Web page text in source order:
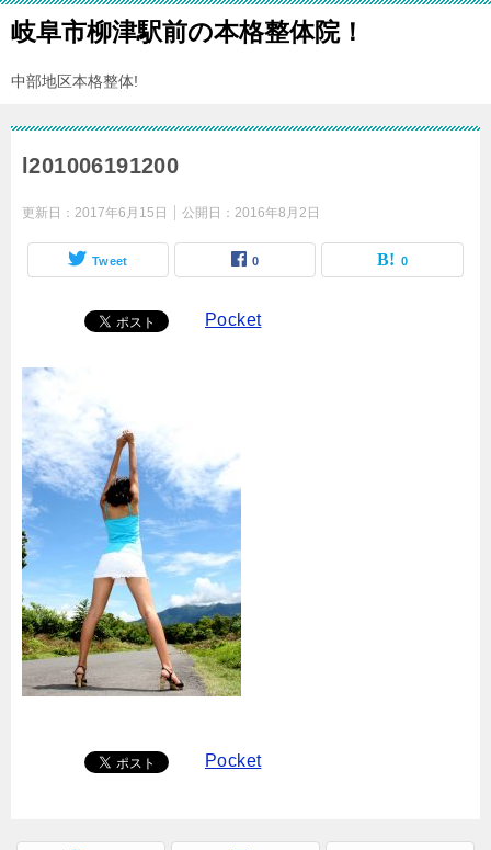
岐阜市柳津駅前の本格整体院！
中部地区本格整体!
l201006191200
更新日： 2017年6月15日 公開日： 2016年8月2日
Tweet 0 0
Pocket
Pocket